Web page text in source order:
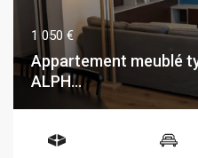
1 050 €
Appartement meublé
ALPH...